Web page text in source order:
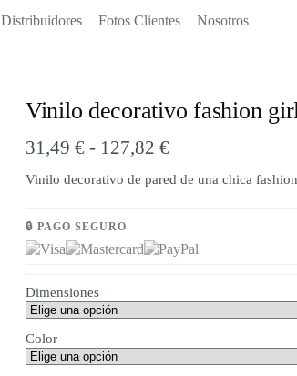
Distribuidores Fotos Clientes Nosotros
Vinilo decorativo fashion
31,49 € - 127,82 €
Vinilo decorativo de pared de una chica
🔒 PAGO SEGURO
Dimensiones
Color